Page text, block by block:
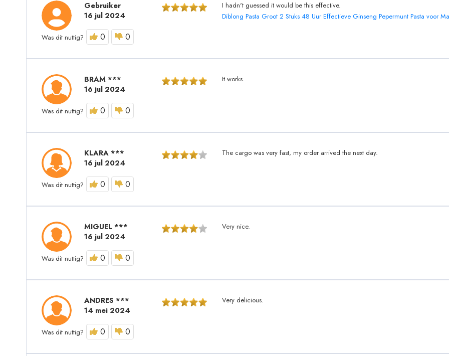
Gebruiker
16 jul 2024
I hadn't guessed it would be this effective.
Diblong Pasta Groot 2 Stuks 48 Uur Effectieve Ginseng Pepermunt Pasta voor
Was dit nuttig? 0 0
BRAM ***
16 jul 2024
It works.
Was dit nuttig? 0 0
KLARA ***
16 jul 2024
The cargo was very fast, my order arrived the next day.
Was dit nuttig? 0 0
MIGUEL ***
16 jul 2024
Very nice.
Was dit nuttig? 0 0
ANDRES ***
14 mei 2024
Very delicious.
Was dit nuttig? 0 0